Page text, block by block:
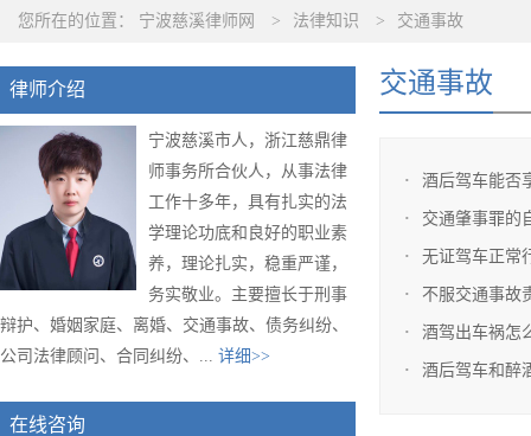
您所在的位置： 宁波慈溪律师网 > 法律知识 > 交通事故
律师介绍
宁波慈溪市人，浙江慈鼎律
师事务所合伙人，从事法律
工作十多年，具有扎实的法
学理论功底和良好的职业素
养，理论扎实，稳重严谨，
务实敬业。主要擅长于刑事
辩护、婚姻家庭、离婚、交通事故、债务纠纷、
公司法律顾问、合同纠纷、... 详细>>
在线咨询
交通事故
酒后驾车能否
交通肇事罪的
无证驾车正常
不服交通事故
酒驾出车祸怎
酒后驾车和醉